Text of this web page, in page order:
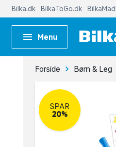
Bilka.dk BilkaToGo.dk
Menu
Forside Børn & Leg
SPAR
20%